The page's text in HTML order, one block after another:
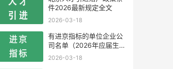
件2026最新规定全文
2026-03-18
有进京指标的单位企业公
司名单（2026年应届生留
学生）
2026-03-18